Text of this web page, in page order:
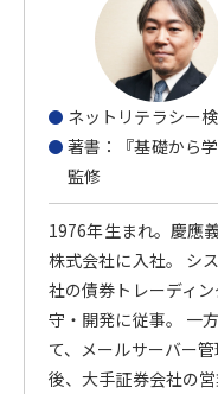
ネットリテラシー
著書：『基礎から
監修
1976年生まれ。慶應
株式会社に入社。 シ
社の債券トレーディ
守・開発に従事。 一
て、メールサーバー
後、大手証券会社の